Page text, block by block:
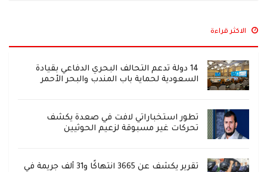
الاكثر قراءة
14 دولة تدعم التحالف البحري الدفاعي بقيادة
السعودية لحماية باب المندب والبحر الأحمر
تطور استخباراتي لافت في صعدة يكشف
تحركات غير مسبوقة لزعيم الحوثيين
تقرير يكشف عن 3665 انتهاكًا و31 ألف جريمة في